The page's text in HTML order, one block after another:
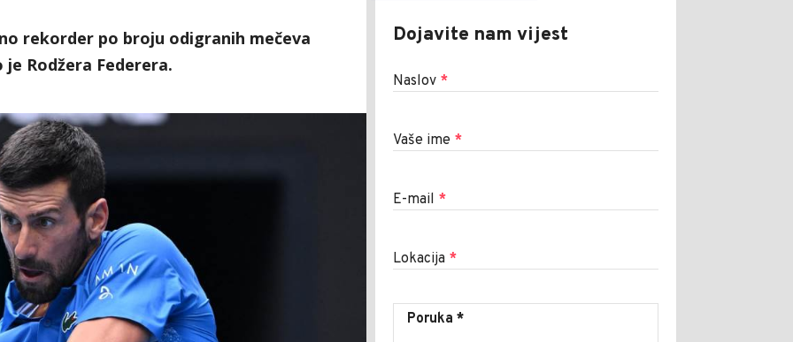
rekorder po broju odigranih mečeva
Rodžera Federera.
Dojavite nam vijest
Naslov *
Vaše ime *
E-mail *
Lokacija *